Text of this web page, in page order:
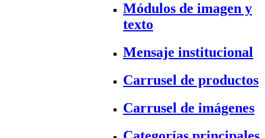
Módulos de imagen y
texto
Mensaje institucional
Carrusel de productos
Carrusel de imágenes